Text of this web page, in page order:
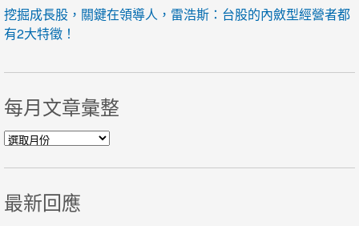
挖掘成長股，關鍵在領導人，雷浩斯：台股的內斂型經營者都
有2大特徵！
每月文章彙整
每月文章彙整
最新回應